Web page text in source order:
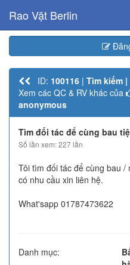
Rao Vặt Berlin
ID: 100116 | Tìm kiếm |
Xem các QC & RV khác của
anonymous
Tìm đối tác để cùng bau
Số lần xem: 227 lần
Tôi tìm đối tác để cùng bau
có nhu cầu xin liên hệ.
What'sapp 01787473622
Danh mục: